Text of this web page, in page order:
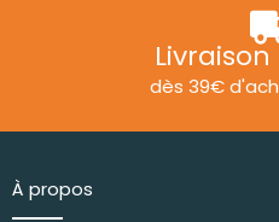
dès 39€
À propos